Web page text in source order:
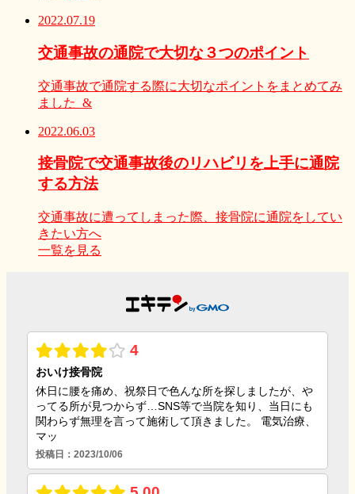
2022.07.19
交通事故の通院で大切な３つのポイント
交通事故で通院する際に大切なポイントをまとめてみ
ました &
2022.06.03
接骨院で交通事故後のリハビリを上手に通院
する方法
交通事故に遭ってしまった際、接骨院に通院をしてい
きたい方へ
一覧を見る